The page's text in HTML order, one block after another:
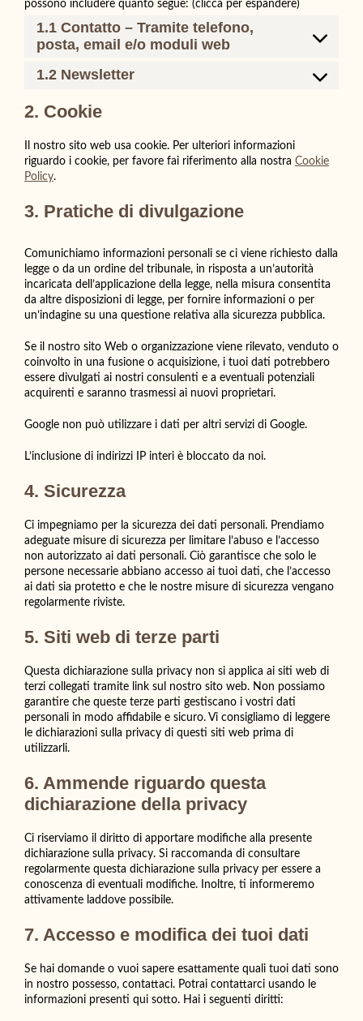
possono includere quanto segue: (clicca per espandere)
1.1 Contatto – Tramite telefono,
posta, email e/o moduli web
1.2 Newsletter
2. Cookie
Il nostro sito web usa cookie. Per ulteriori informazioni
riguardo i cookie, per favore fai riferimento alla nostra Cookie
Policy.
3. Pratiche di divulgazione
Comunichiamo informazioni personali se ci viene richiesto dalla
legge o da un ordine del tribunale, in risposta a un’autorità
incaricata dell’applicazione della legge, nella misura consentita
da altre disposizioni di legge, per fornire informazioni o per
un’indagine su una questione relativa alla sicurezza pubblica.
Se il nostro sito Web o organizzazione viene rilevato, venduto o
coinvolto in una fusione o acquisizione, i tuoi dati potrebbero
essere divulgati ai nostri consulenti e a eventuali potenziali
acquirenti e saranno trasmessi ai nuovi proprietari.
Google non può utilizzare i dati per altri servizi di Google.
L’inclusione di indirizzi IP interi è bloccato da noi.
4. Sicurezza
Ci impegniamo per la sicurezza dei dati personali. Prendiamo
adeguate misure di sicurezza per limitare l’abuso e l’accesso
non autorizzato ai dati personali. Ciò garantisce che solo le
persone necessarie abbiano accesso ai tuoi dati, che l’accesso
ai dati sia protetto e che le nostre misure di sicurezza vengano
regolarmente riviste.
5. Siti web di terze parti
Questa dichiarazione sulla privacy non si applica ai siti web di
terzi collegati tramite link sul nostro sito web. Non possiamo
garantire che queste terze parti gestiscano i vostri dati
personali in modo affidabile e sicuro. Vi consigliamo di leggere
le dichiarazioni sulla privacy di questi siti web prima di
utilizzarli.
6. Ammende riguardo questa
dichiarazione della privacy
Ci riserviamo il diritto di apportare modifiche alla presente
dichiarazione sulla privacy. Si raccomanda di consultare
regolarmente questa dichiarazione sulla privacy per essere a
conoscenza di eventuali modifiche. Inoltre, ti informeremo
attivamente laddove possibile.
7. Accesso e modifica dei tuoi dati
Se hai domande o vuoi sapere esattamente quali tuoi dati sono
in nostro possesso, contattaci. Potrai contattarci usando le
informazioni presenti qui sotto. Hai i seguenti diritti: